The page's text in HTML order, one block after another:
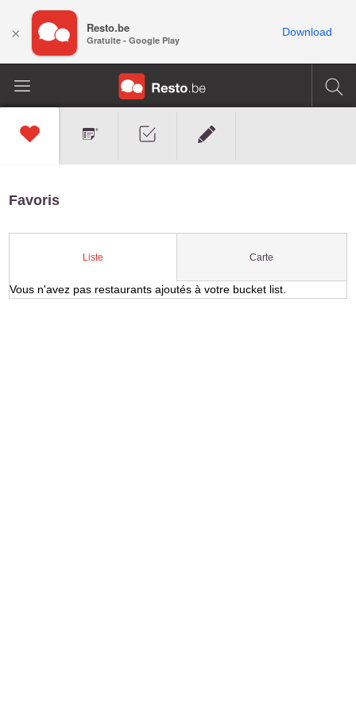
Favoris
Liste Carte
Vous n'avez pas restaurants ajoutés à votre bucket list.
× Resto.be
Gratuite - Google Play
Download